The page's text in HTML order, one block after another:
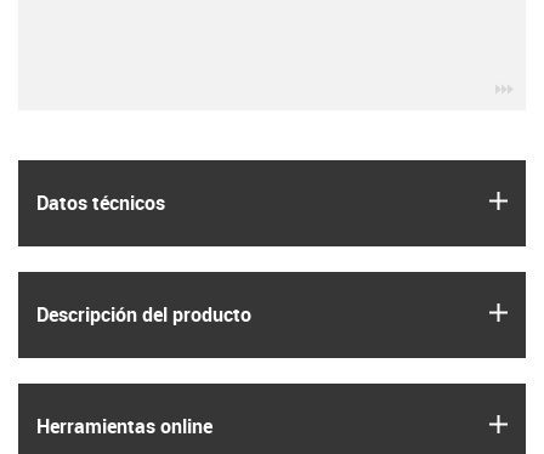
Datos técnicos
Descripción del producto
Herramientas online